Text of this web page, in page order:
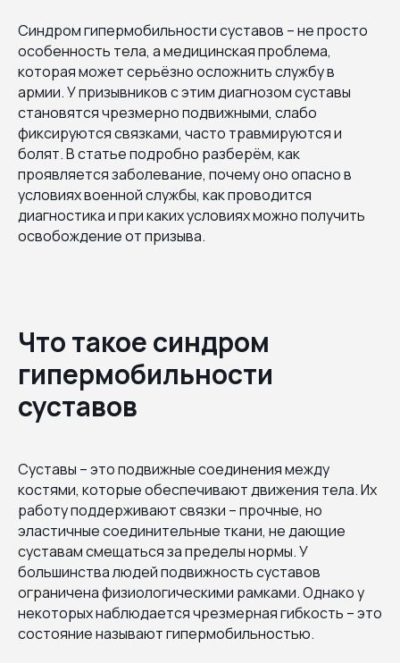
Синдром гипермобильности суставов – не просто
особенность тела, а медицинская проблема,
которая может серьёзно осложнить службу в
армии. У призывников с этим диагнозом суставы
становятся чрезмерно подвижными, слабо
фиксируются связками, часто травмируются и
болят. В статье подробно разберём, как
проявляется заболевание, почему оно опасно в
условиях военной службы, как проводится
диагностика и при каких условиях можно получить
освобождение от призыва.
Что такое синдром
гипермобильности
суставов
Суставы – это подвижные соединения между
костями, которые обеспечивают движения тела. Их
работу поддерживают связки – прочные, но
эластичные соединительные ткани, не дающие
суставам смещаться за пределы нормы. У
большинства людей подвижность суставов
ограничена физиологическими рамками. Однако у
некоторых наблюдается чрезмерная гибкость – это
состояние называют гипермобильностью.